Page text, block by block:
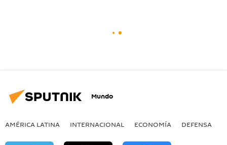
Mundo
AMÉRICA LATINA INTERNACIONAL ECONOMÍA DEFENSA